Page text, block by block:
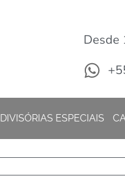
Desde
DIVISÓRIAS ESPECIAIS